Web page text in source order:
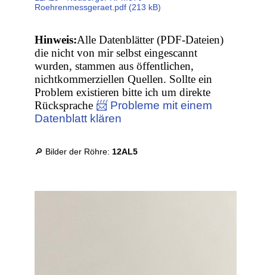
Roehrenmessgeraet.pdf (213 kB)
Hinweis:Alle Datenblätter (PDF-Dateien)
die nicht von mir selbst eingescannt
wurden, stammen aus öffentlichen,
nichtkommerziellen Quellen. Sollte ein
Problem existieren bitte ich um direkte
Rücksprache 📨 Probleme mit einem
Datenblatt klären
🔎 Bilder der Röhre: 12AL5